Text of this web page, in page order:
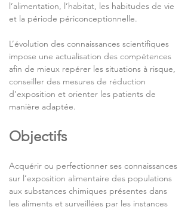
l’alimentation, l’habitat, les habitudes de vie
et la période périconceptionnelle.
L’évolution des connaissances scientifiques
impose une actualisation des compétences
afin de mieux repérer les situations à risque,
conseiller des mesures de réduction
d’exposition et orienter les patients de
manière adaptée.
Objectifs
Acquérir ou perfectionner ses connaissances
sur l’exposition alimentaire des populations
aux substances chimiques présentes dans
les aliments et surveillées par les instances